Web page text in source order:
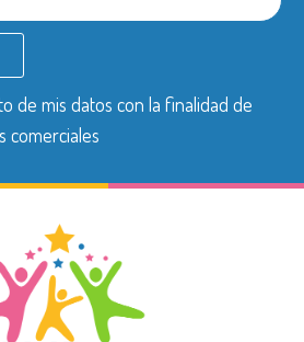
de mis datos con la finalidad de
comerciales